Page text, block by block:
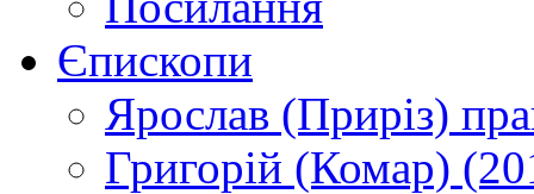
Єпископи
Ярослав (Приріз)
Григорій (Комар)